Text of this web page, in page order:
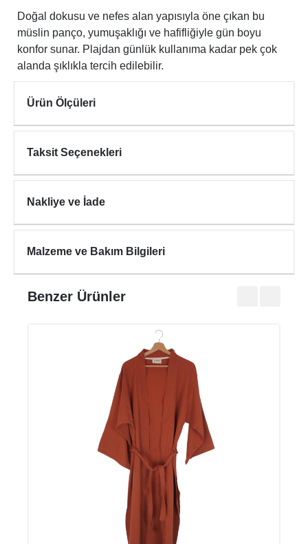
Doğal dokusu ve nefes alan yapısıyla öne çıkan bu
müslin panço, yumuşaklığı ve hafifliğiyle gün boyu
konfor sunar. Plajdan günlük kullanıma kadar pek çok
alanda şıklıkla tercih edilebilir.
Ürün Ölçüleri
Taksit Seçenekleri
Nakliye ve İade
Malzeme ve Bakım Bilgileri
Benzer Ürünler